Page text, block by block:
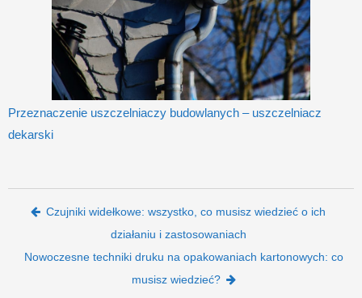
Przeznaczenie uszczelniaczy budowlanych – uszczelniacz
dekarski
Post navigation
Czujniki widełkowe: wszystko, co musisz wiedzieć o ich
działaniu i zastosowaniach
Nowoczesne techniki druku na opakowaniach kartonowych: co
musisz wiedzieć?